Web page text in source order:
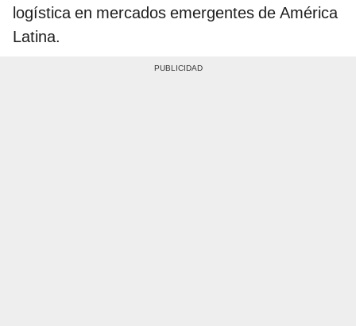
logística en mercados emergentes de América
Latina.